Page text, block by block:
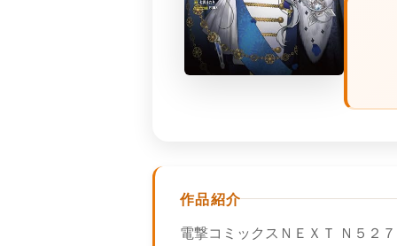
作品紹介
電撃コミックスＮＥＸＴ Ｎ５２